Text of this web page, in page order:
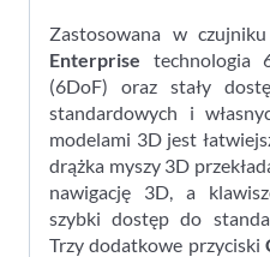
Zastosowana w
Enterprise technologia
(6DoF) oraz stały
standardowych i
modelami 3D jest
drążka myszy 3D
nawigację 3D, a
szybki dostęp do
Trzy dodatkowe przyciski